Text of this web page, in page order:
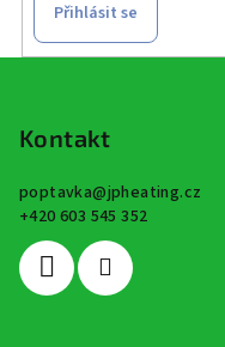
Přihlásit se
Kontakt
poptavka@jpheating.cz
+420 603 545 352